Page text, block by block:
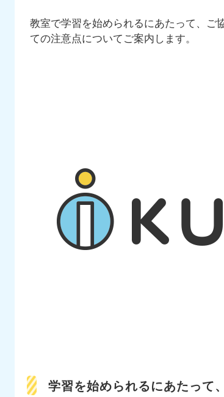
教室で学習を始められるにあたって、ご
ての注意点についてご案内します。
学習を始められるにあたって